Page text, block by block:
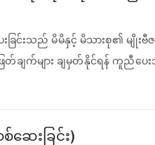
ြင်းသည် မိမိနှင့် မိသားစု၏ မျိုးဗီ
ြတ်ချက်များ ချမှတ်နိုင်ရန် ကူ
ဆေးခြင်း)